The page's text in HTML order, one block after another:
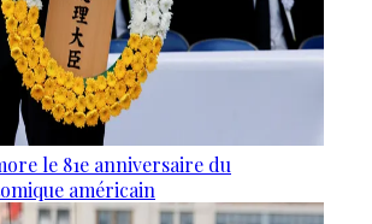
le 81e anniversaire du
américain